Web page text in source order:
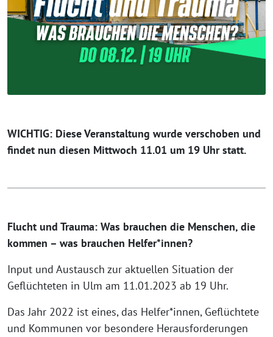
WICHTIG: Diese Veranstaltung wurde verschoben und
findet nun diesen Mittwoch 11.01 um 19 Uhr statt.
Flucht und Trauma: Was brauchen die Menschen, die
kommen – was brauchen Helfer*innen?
Input und Austausch zur aktuellen Situation der
Geflüchteten in Ulm am 11.01.2023 ab 19 Uhr.
Das Jahr 2022 ist eines, das Helfer*innen, Geflüchtete
und Kommunen vor besondere Herausforderungen